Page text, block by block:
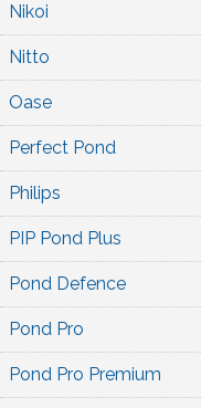
Nikoi
Nitto
Oase
Perfect Pond
Philips
PIP Pond Plus
Pond Defence
Pond Pro
Pond Pro Premium